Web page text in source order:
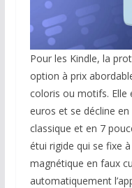
Pour les Kindle, la
option à prix
coloris ou motifs. Elle
euros et se décline
classique et en 7
étui rigide qui se fixe
magnétique en faux
automatiquement